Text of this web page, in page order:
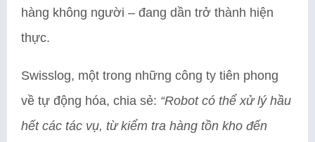
hàng không người – đang dần trở thành hiện
thực.
Swisslog, một trong những công ty tiên phong
về tự động hóa, chia sẻ: “Robot có thể xử lý hầu
hết các tác vụ, từ kiểm tra hàng tồn kho đến